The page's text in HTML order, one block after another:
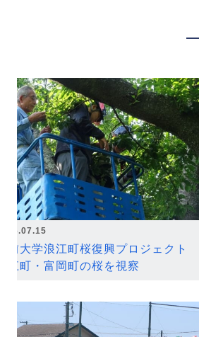
2026.07.15
弘前大学浪江町桜復興プロジェクト
浪江町・富岡町の桜を視察